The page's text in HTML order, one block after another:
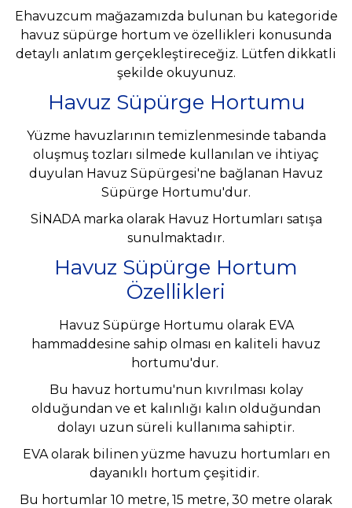
Ehavuzcum mağazamızda bulunan bu kategoride
havuz süpürge hortum ve özellikleri konusunda
detaylı anlatım gerçekleştireceğiz. Lütfen dikkatli
şekilde okuyunuz.
Havuz Süpürge Hortumu
Yüzme havuzlarının temizlenmesinde tabanda
oluşmuş tozları silmede kullanılan ve ihtiyaç
duyulan Havuz Süpürgesi'ne bağlanan Havuz
Süpürge Hortumu'dur.
SİNADA marka olarak Havuz Hortumları satışa
sunulmaktadır.
Havuz Süpürge Hortum
Özellikleri
Havuz Süpürge Hortumu olarak EVA
hammaddesine sahip olması en kaliteli havuz
hortumu'dur.
Bu havuz hortumu'nun kıvrılması kolay
olduğundan ve et kalınlığı kalın olduğundan
dolayı uzun süreli kullanıma sahiptir.
EVA olarak bilinen yüzme havuzu hortumları en
dayanıklı hortum çeşitidir.
Bu hortumlar 10 metre, 15 metre, 30 metre olarak